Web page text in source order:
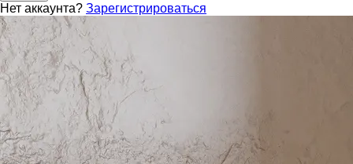
Нет аккаунта? Зарегистрироваться